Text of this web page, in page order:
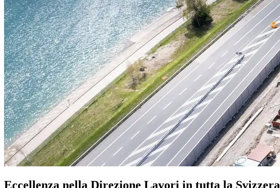
Eccellenza nella Direzione Lavori in tutta la Svizzera